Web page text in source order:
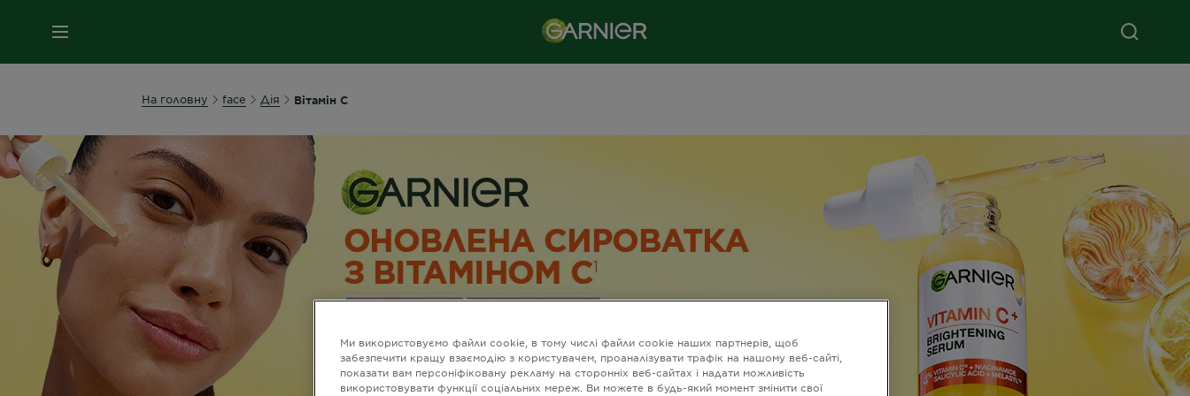
МЕНЮ
На головну face Дія Вітамін С
Ми використовуємо файли cookie, в тому числі файли cookie наших партнерів, щоб
забезпечити кращу взаємодію з користувачем, проаналізувати трафік на нашому веб-сайті,
показати вам персоніфіковану рекламу на сторонніх веб-сайтах і надати можливість
використовувати функції соціальних мереж. Ви можете в будь-який момент змінити свої